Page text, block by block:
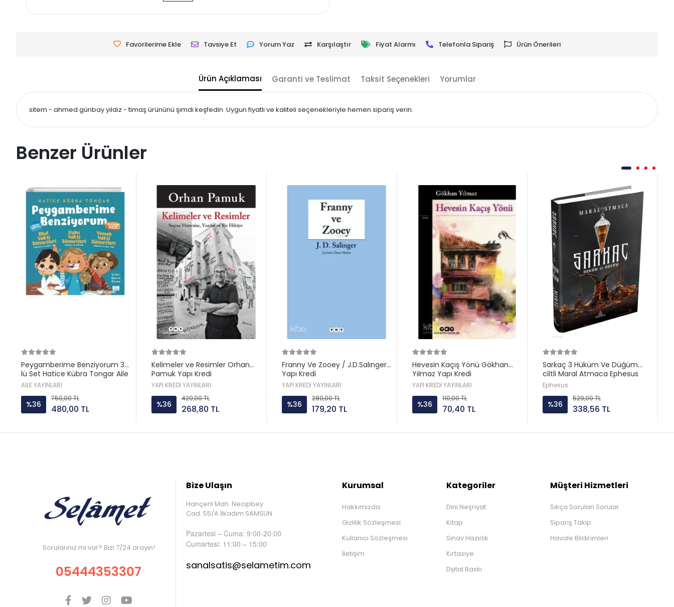
Favorilerime Ekle Tavsiye Et Yorum Yaz Karşılaştır Fiyat Alarmı Telefonla Sipariş Ürün Önerileri
Ürün Açıklaması Garanti ve Teslimat Taksit Seçenekleri Yorumlar
sitem - ahmed günbay yıldız - timaş ürününü şimdi keşfedin. Uygun fiyatlı ve kaliteli seçenekleriyle hemen sipariş verin.
Benzer Ürünler
Peygamberime Benziyorum 3
lü Set Hatice Kübra Tongar Aile
Yayın
AİLE YAYINLARI
%36
750,00 TL
480,00 TL
Kelimeler ve Resimler Orhan
Pamuk Yapı Kredi
YAPI KREDİ YAYINLARI
%36
420,00 TL
268,80 TL
Franny Ve Zooey / J.D.Salınger
Yapı Kredi
YAPI KREDİ YAYINLARI
%36
280,00 TL
179,20 TL
Hevesin Kaçış Yönü Gökhan
Yılmaz Yapı Kredi
YAPI KREDİ YAYINLARI
%36
110,00 TL
70,40 TL
Sarkaç 3 Hüküm Ve Düğüm
ciltli Maral Atmaca Ephesus
Ephesus
%36
529,00 TL
338,56 TL
Sorularınız mı var? Bizi 7/24 arayın!
05444353307
Bize Ulaşın
Hançerli Mah. Necipbey
Cad. 55/A İlkadım SAMSUN
Pazartesi – Cuma: 9:00-20:00
Cumartesi: 11:00 – 15:00
sanalsatis@selametim.com
Kurumsal
Hakkımızda
Gizlilik Sözleşmesi
Kullanıcı Sözleşmesi
İletişim
Kategoriler
Dini Neşriyat
Kitap
Sınav Hazırlık
Kırtasiye
Dijital Baskı
Müşteri Hizmetleri
Sıkça Sorulan Sorular
Sipariş Takip
Havale Bildirimleri